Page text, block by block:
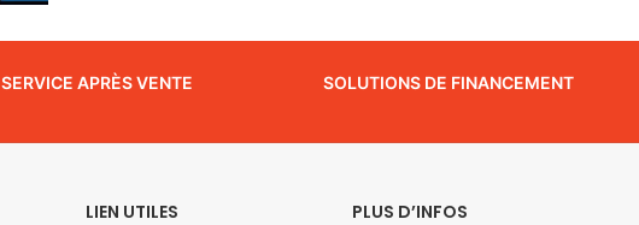
SERVICE APRÈS VENTE SOLUTIONS DE FINANCEMENT
LIEN UTILES
PLUS D’INFOS